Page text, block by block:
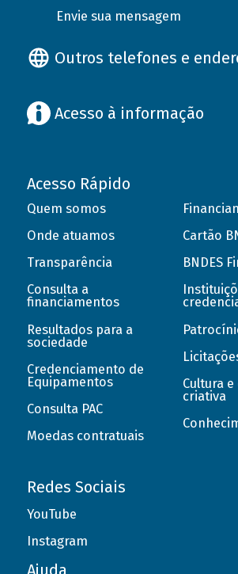
Envie sua mensagem
Outros telefones e
Acesso à informação
Acesso Rápido
Quem somos
Onde atuamos
Transparência
Consulta a
financiamentos
Resultados para a
sociedade
Credenciamento de
Equipamentos
Consulta PAC
Moedas contratuais
Cartão
BNDES
Cultura
criativa
Redes Sociais
YouTube
Instagram
Ajuda